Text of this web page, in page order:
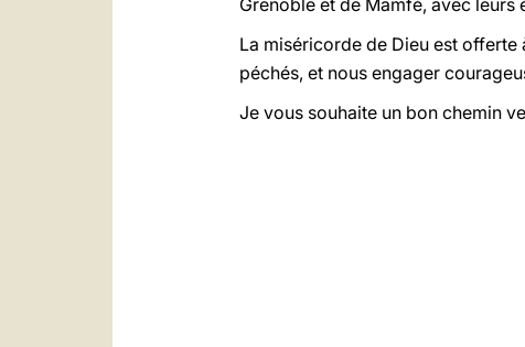
Grenoble et de Mamfé, avec leurs
La miséricorde de Dieu est
péchés, et nous engager
Je vous souhaite un bon chemin